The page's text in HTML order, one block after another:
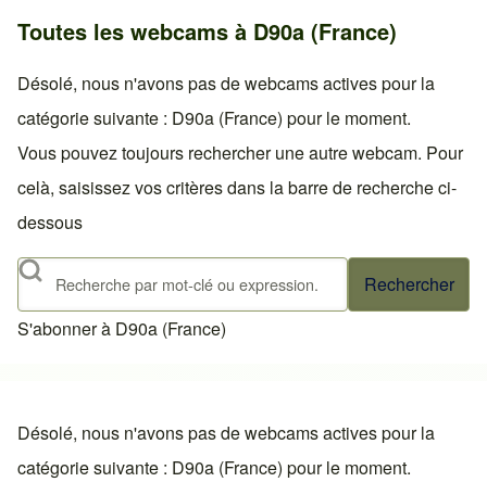
Toutes les webcams à D90a (France)
Désolé, nous n'avons pas de webcams actives pour la
catégorie suivante : D90a (France) pour le moment.
Vous pouvez toujours rechercher une autre webcam. Pour
celà, saisissez vos critères dans la barre de recherche ci-
dessous
Rechercher
S'abonner à D90a (France)
Désolé, nous n'avons pas de webcams actives pour la
catégorie suivante : D90a (France) pour le moment.